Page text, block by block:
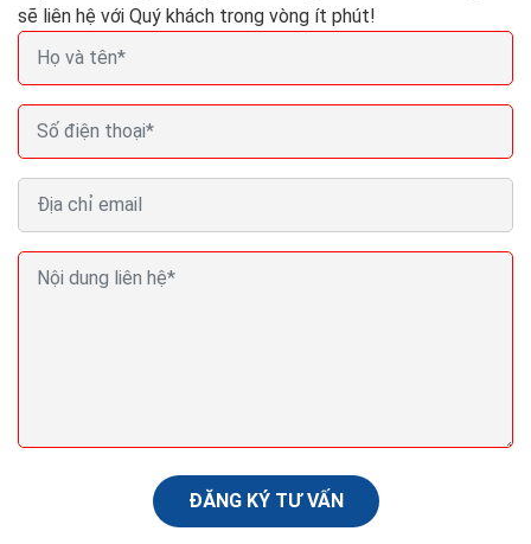
social...
sẽ liên hệ với Quý khách trong vòng ít phút!
ĐĂNG KÝ TƯ VẤN